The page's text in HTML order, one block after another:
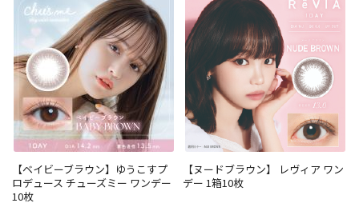
【ベイビーブラウン】ゆうこすプ
ロデュース チューズミー ワンデー
10枚
【ヌードブラウン】 レヴィア ワン
デー 1箱10枚